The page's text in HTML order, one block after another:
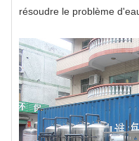
résoudre le problème